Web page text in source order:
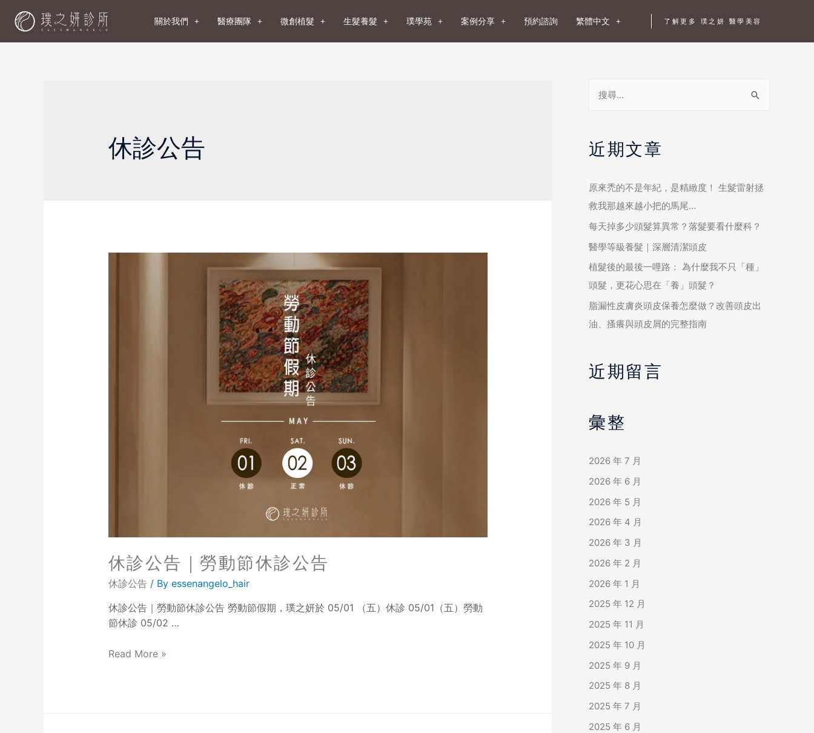
關於我們 醫療團隊 微創植髮 生髮養髮 璞學苑 案例分享 預約諮詢 繁體中文 了解更多 璞之妍 醫學美容
休診公告
休診公告｜勞動節休診公告
休診公告 / By essenangelo_hair
休診公告｜勞動節休診公告 勞動節假期，璞之妍於 05/01 （五）休診 05/01（五）勞動
節休診 05/02 …
Read More »
近期文章
原來禿的不是年紀，是精緻度！ 生髮雷射拯
救我那越來越小把的馬尾…
每天掉多少頭髮算異常？落髮要看什麼科？
醫學等級養髮｜深層清潔頭皮
植髮後的最後一哩路： 為什麼我不只「種」
頭髮，更花心思在「養」頭髮？
脂漏性皮膚炎頭皮保養怎麼做？改善頭皮出
油、搔癢與頭皮屑的完整指南
近期留言
彙整
2026 年 7 月
2026 年 6 月
2026 年 5 月
2026 年 4 月
2026 年 3 月
2026 年 2 月
2026 年 1 月
2025 年 12 月
2025 年 11 月
2025 年 10 月
2025 年 9 月
2025 年 8 月
2025 年 7 月
2025 年 6 月